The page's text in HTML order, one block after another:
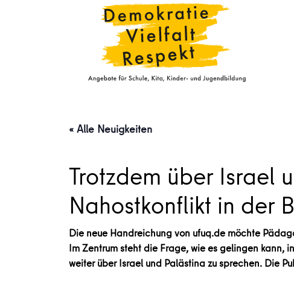
« Alle Neuigkeiten
Trotzdem über Israel
Nahostkonflikt in der
Die neue Handreichung von ufuq.de möchte
Im Zentrum steht die Frage, wie es gelingen kann,
weiter über Israel und Palästina zu sprechen. Die